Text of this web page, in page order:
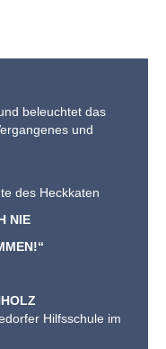
beleuchtet das
und
des Heckkaten
NIE
Hilfsschule im